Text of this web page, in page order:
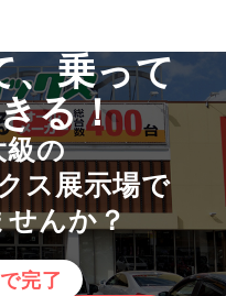
、乗って
る！
級の
ス展示場で
せんか？
完了